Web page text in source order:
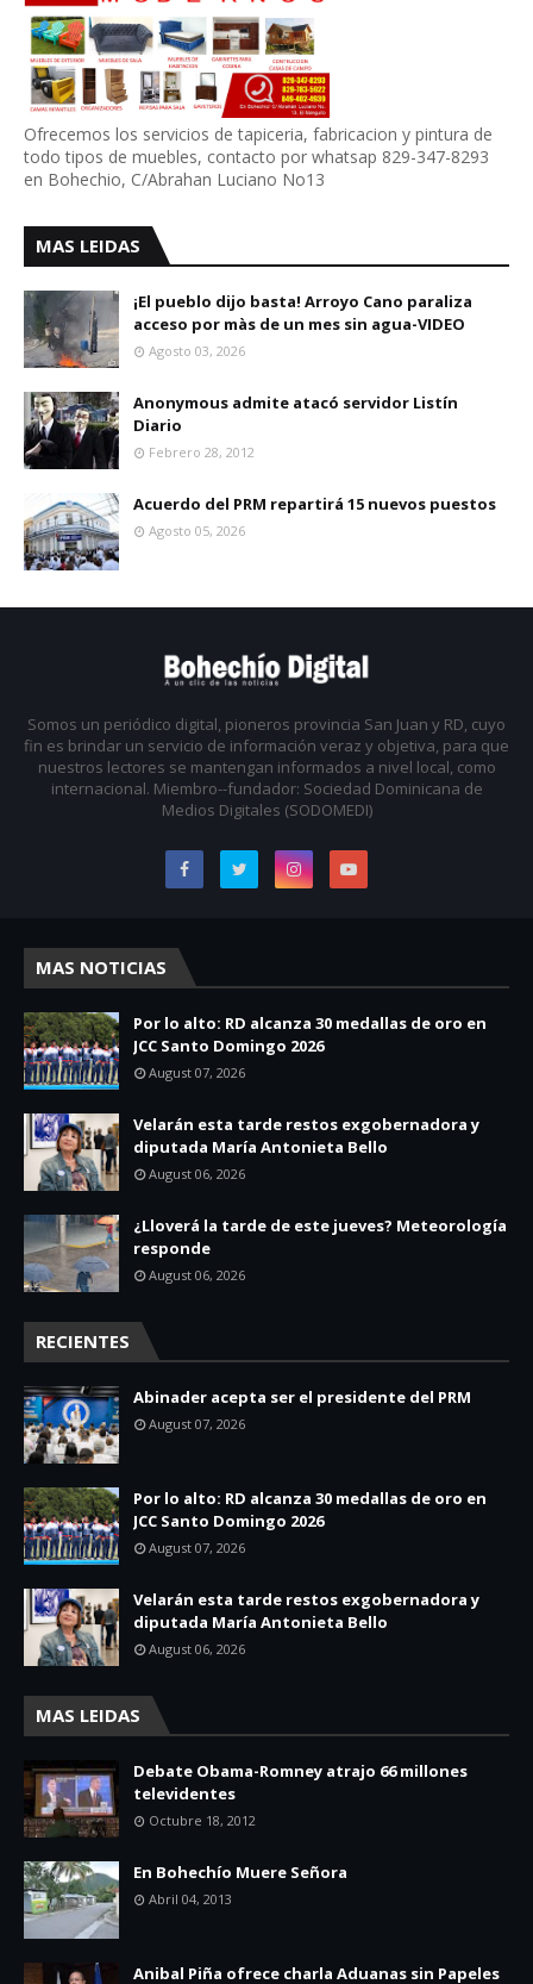
Ofrecemos los servicios de tapiceria, fabricacion y pintura de
todo tipos de muebles, contacto por whatsap 829-347-8293
en Bohechio, C/Abrahan Luciano No13
MAS LEIDAS
¡El pueblo dijo basta! Arroyo Cano paraliza
acceso por màs de un mes sin agua-VIDEO
Agosto 03, 2026
Anonymous admite atacó servidor Listín
Diario
Febrero 28, 2012
Acuerdo del PRM repartirá 15 nuevos puestos
Agosto 05, 2026
Somos un periódico digital, pioneros provincia San Juan y RD, cuyo
fin es brindar un servicio de información veraz y objetiva, para que
nuestros lectores se mantengan informados a nivel local, como
internacional. Miembro--fundador: Sociedad Dominicana de
Medios Digitales (SODOMEDI)
MAS NOTICIAS
Por lo alto: RD alcanza 30 medallas de oro en
JCC Santo Domingo 2026
August 07, 2026
Velarán esta tarde restos exgobernadora y
diputada María Antonieta Bello
August 06, 2026
¿Lloverá la tarde de este jueves? Meteorología
responde
August 06, 2026
RECIENTES
Abinader acepta ser el presidente del PRM
August 07, 2026
Por lo alto: RD alcanza 30 medallas de oro en
JCC Santo Domingo 2026
August 07, 2026
Velarán esta tarde restos exgobernadora y
diputada María Antonieta Bello
August 06, 2026
MAS LEIDAS
Debate Obama-Romney atrajo 66 millones
televidentes
Octubre 18, 2012
En Bohechío Muere Señora
Abril 04, 2013
Anibal Piña ofrece charla Aduanas sin Papeles